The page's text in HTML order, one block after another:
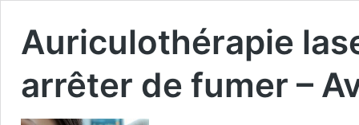
Auriculothérapie
arrêter de fumer –